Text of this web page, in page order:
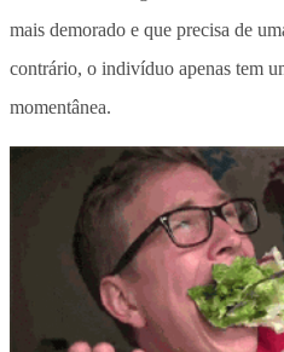
mais demorado e que precisa de
contrário, o indivíduo apenas tem
momentânea.